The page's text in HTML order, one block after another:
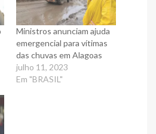
Ministros anunciam ajuda
emergencial para vítimas
das chuvas em Alagoas
julho 11, 2023
Em "BRASIL"